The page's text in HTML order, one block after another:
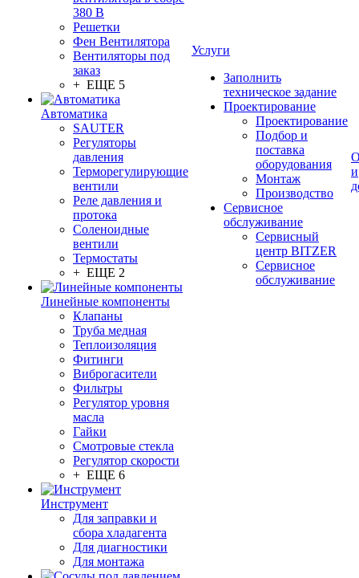
380 В
Решетки
Фен Вентилятора
Вентиляторы под
заказ
+ ЕЩЕ 5
Автоматика
SAUTER
Регуляторы
давления
Терморегулирующие
вентили
Реле давления и
протока
Соленоидные
вентили
Термостаты
+ ЕЩЕ 2
Линейные компоненты
Клапаны
Труба медная
Теплоизоляция
Фитинги
Виброгасители
Фильтры
Регулятор уровня
масла
Гайки
Смотровые стекла
Регулятор скорости
+ ЕЩЕ 6
Инструмент
Для заправки и
сбора хладагента
Для диагностики
Для монтажа
Услуги
Заполнить
техническое задание
Проектирование
Проектирование
Подбор и
поставка
оборудования
Монтаж
Производство
Сервисное
обслуживание
Сервисный
центр BITZER
Сервисное
обслуживание
и